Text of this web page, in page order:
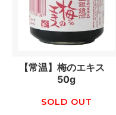
【常温】梅のエキス
50g
SOLD OUT